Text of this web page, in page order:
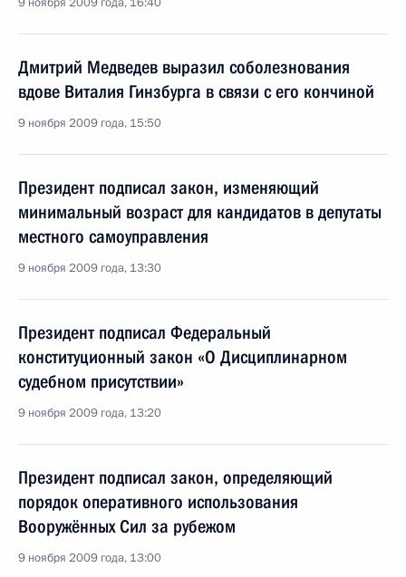
Дмитрий Медведев выразил соболезнования
вдове Виталия Гинзбурга в связи с его кончиной
9 ноября 2009 года, 15:50
Президент подписал закон, изменяющий
минимальный возраст для кандидатов в депутаты
местного самоуправления
9 ноября 2009 года, 13:30
Президент подписал Федеральный
конституционный закон «О Дисциплинарном
судебном присутствии»
9 ноября 2009 года, 13:20
Президент подписал закон, определяющий
порядок оперативного использования
Вооружённых Сил за рубежом
9 ноября 2009 года, 13:00